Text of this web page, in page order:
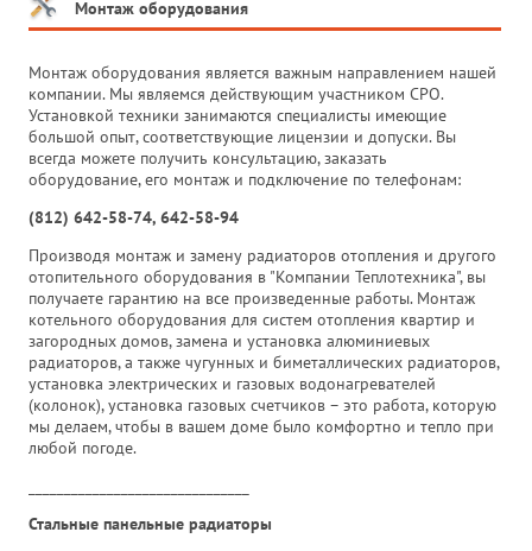
Монтаж оборудования
Монтаж оборудования является важным направлением нашей
компании. Мы являемся действующим участником СРО.
Установкой техники занимаются специалисты имеющие
большой опыт, соответствующие лицензии и допуски. Вы
всегда можете получить консультацию, заказать
оборудование, его монтаж и подключение по телефонам:
(812) 642-58-74, 642-58-94
Производя монтаж и замену радиаторов отопления и другого
отопительного оборудования в "Компании Теплотехника", вы
получаете гарантию на все произведенные работы. Монтаж
котельного оборудования для систем отопления квартир и
загородных домов, замена и установка алюминиевых
радиаторов, а также чугунных и биметаллических радиаторов,
установка электрических и газовых водонагревателей
(колонок), установка газовых счетчиков – это работа, которую
мы делаем, чтобы в вашем доме было комфортно и тепло при
любой погоде.
Стальные панельные радиаторы